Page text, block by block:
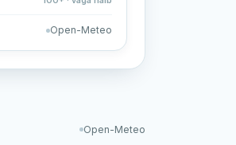
Open-Meteo
Open-Meteo